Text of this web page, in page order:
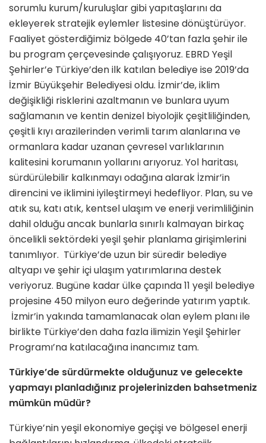
sorumlu kurum/kuruluşlar gibi yapıtaşlarını da
ekleyerek stratejik eylemler listesine dönüştürüyor.
Faaliyet gösterdiğimiz bölgede 40’tan fazla şehir ile
bu program çerçevesinde çalışıyoruz. EBRD Yeşil
Şehirler’e Türkiye’den ilk katılan belediye ise 2019’da
İzmir Büyükşehir Belediyesi oldu. İzmir’de, iklim
değişikliği risklerini azaltmanın ve bunlara uyum
sağlamanın ve kentin denizel biyolojik çeşitliliğinden,
çeşitli kıyı arazilerinden verimli tarım alanlarına ve
ormanlara kadar uzanan çevresel varlıklarının
kalitesini korumanın yollarını arıyoruz. Yol haritası,
sürdürülebilir kalkınmayı odağına alarak İzmir’in
direncini ve iklimini iyileştirmeyi hedefliyor. Plan, su ve
atık su, katı atık, kentsel ulaşım ve enerji verimliliğinin
dahil olduğu ancak bunlarla sınırlı kalmayan birkaç
öncelikli sektördeki yeşil şehir planlama girişimlerini
tanımlıyor. Türkiye’de uzun bir süredir belediye
altyapı ve şehir içi ulaşım yatırımlarına destek
veriyoruz. Bugüne kadar ülke çapında 11 yeşil belediye
projesine 450 milyon euro değerinde yatırım yaptık.
İzmir’in yakında tamamlanacak olan eylem planı ile
birlikte Türkiye’den daha fazla ilimizin Yeşil Şehirler
Programı’na katılacağına inancımız tam.
Türkiye’de sürdürmekte olduğunuz ve gelecekte
yapmayı planladığınız projelerinizden bahsetmeniz
mümkün müdür?
Türkiye’nin yeşil ekonomiye geçişi ve bölgesel enerji